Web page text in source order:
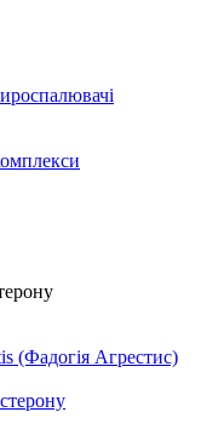
(Фадогія Агрестис)